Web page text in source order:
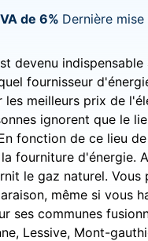
de 6% Dernière
devenu
fournisseur
les meilleurs prix de
ignorent que le
fonction de ce lieu
fourniture d'énergie.
le gaz naturel.
même si vous
ses communes
Lessive, Mont-